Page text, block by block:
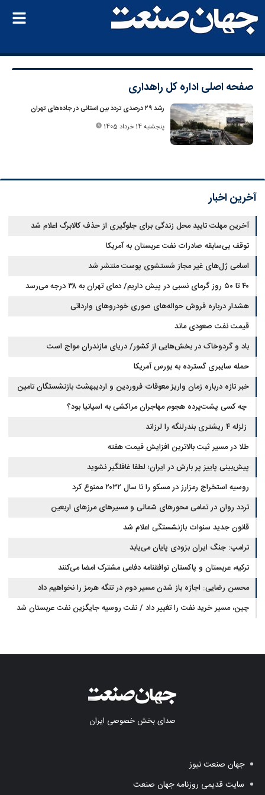
صفحه اصلیاداره کل راهداری
رشد ۲۹ درصدی تردد بین استانی در جاده‌های تهران
پنجشنبه 14 خرداد 1405
آخرین اخبار
آخرین مهلت تایید محل زندگی برای جلوگیری از حذف کالابرگ اعلام شد
توقف بی‌سابقه صادرات نفت عربستان به آمریکا
اسامی ژل‌های غیر مجاز شستشوی پوست منتشر شد
۴۰ تا ۵۰ روز گرمای نسبی در پیش داریم/ دمای تهران به ۳۸ درجه می‌رسد
هشدار درباره فروش حواله‌های صوری خودروهای وارداتی
قیمت نفت صعودی ماند
باد و گردوخاک در بخش‌هایی از کشور/ دریای مازندران مواج است
حمله سایبری گسترده به بورس آمریکا
خبر تازه درباره زمان واریز معوقات فروردین و اردیبهشت بازنشستگان تامین
اجتماعی
چه کسی پشت‌پرده هجوم مهاجران مراکشی به اسپانیا بود؟
زلزله ۴ ریشتری بندرلنگه را لرزاند
طلا در مسیر ثبت بالاترین افزایش قیمت هفته
پیش‌بینی پاییز پر بارش در ایران؛ لطفا غافلگیر نشوید
روسیه استخراج رمزارز در مسکو را تا سال ۲۰۳۲ ممنوع کرد
تردد روان در تمامی محورهای شمالی و مسیرهای مرزهای اربعین
قانون جدید سنوات بازنشستگی اعلام شد
ترامپ: جنگ ایران بزودی پایان می‌یابد
ترکیه، عربستان و پاکستان توافقنامه دفاعی مشترک امضا می‌کنند
محسن رضایی: اجازه باز شدن مسیر دوم در تنگه هرمز را نخواهیم داد
چین، مسیر خرید نفت را تغییر داد / نفت روسیه جایگزین نفت عربستان شد
صدای بخش خصوصی ایران
جهان صنعت نیوز
سایت قدیمی روزنامه جهان صنعت